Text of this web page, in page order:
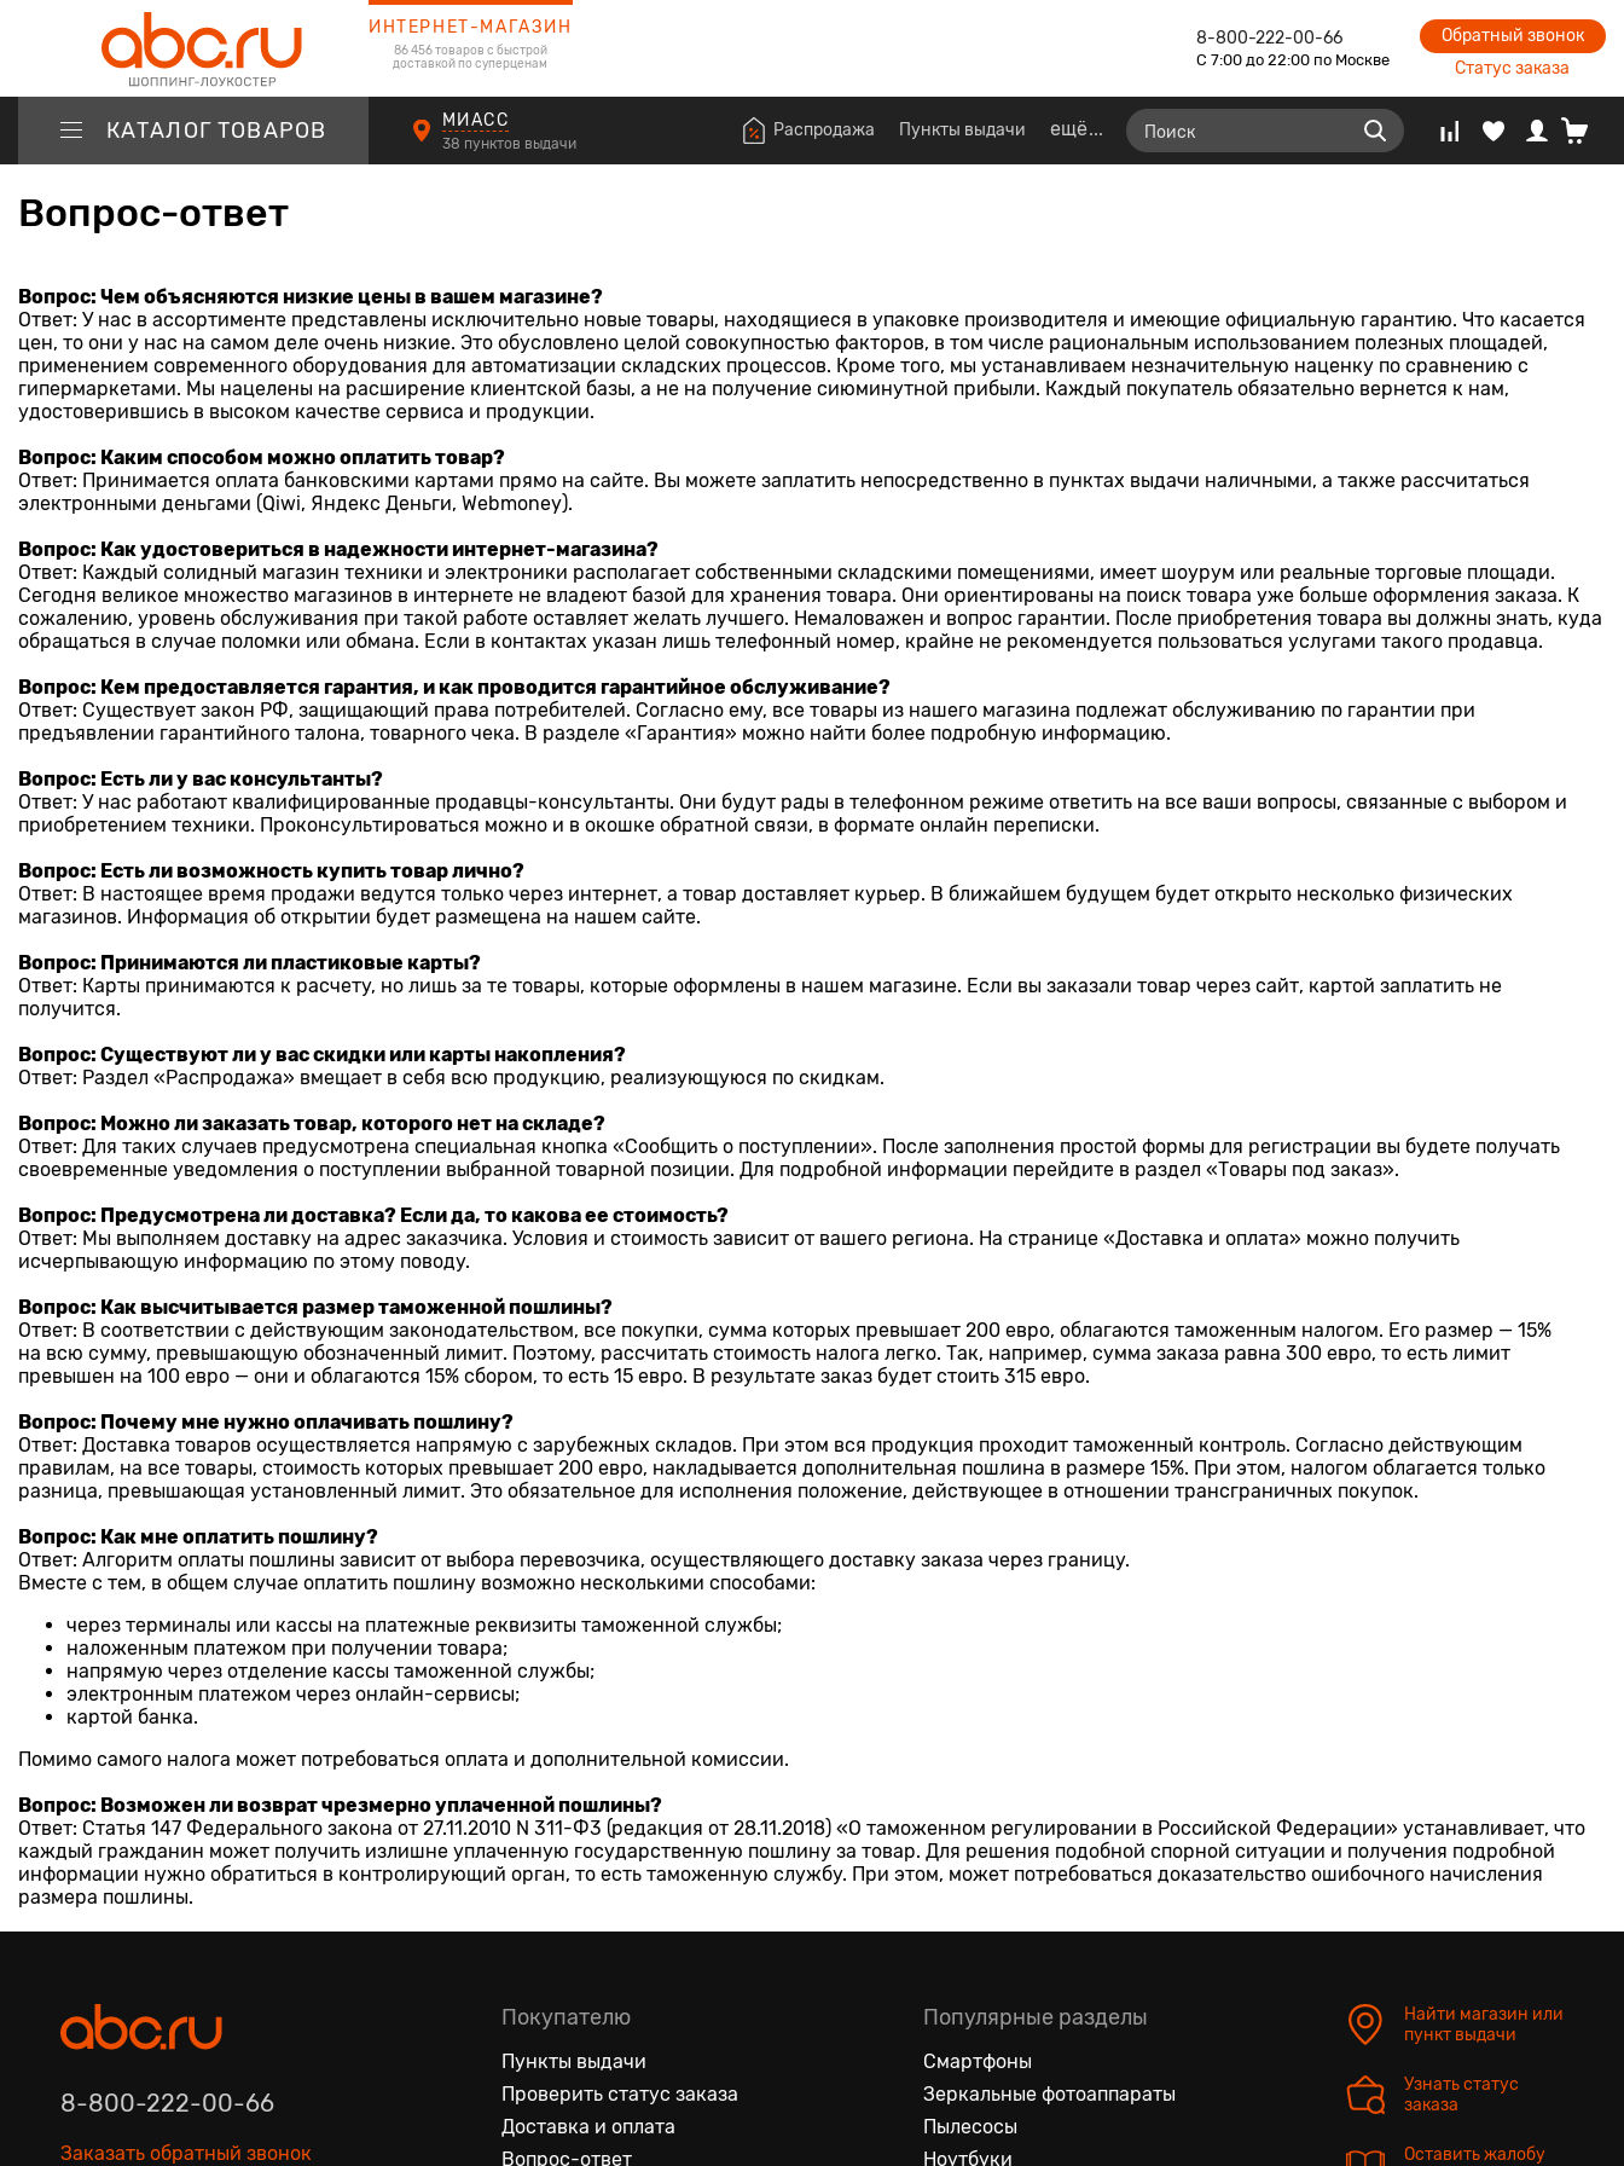
ИНТЕРНЕТ-МАГАЗИН
86 456 товаров с быстрой
доставкой по суперценам
8-800-222-00-66
С 7:00 до 22:00 по Москве
Обратный звонок
Статус заказа
КАТАЛОГ ТОВАРОВ МИАСС
38 пунктов выдачи
Распродажа Пункты выдачи ещё
Вопрос-ответ
Вопрос: Чем объясняются низкие цены в вашем магазине?
Ответ: У нас в ассортименте представлены исключительно новые товары, находящиеся в упаковке производителя и имеющие официальную гарантию. Что касается
цен, то они у нас на самом деле очень низкие. Это обусловлено целой совокупностью факторов, в том числе рациональным использованием полезных площадей,
применением современного оборудования для автоматизации складских процессов. Кроме того, мы устанавливаем незначительную наценку по сравнению с
гипермаркетами. Мы нацелены на расширение клиентской базы, а не на получение сиюминутной прибыли. Каждый покупатель обязательно вернется к нам,
удостоверившись в высоком качестве сервиса и продукции.
Вопрос: Каким способом можно оплатить товар?
Ответ: Принимается оплата банковскими картами прямо на сайте. Вы можете заплатить непосредственно в пунктах выдачи наличными, а также рассчитаться
электронными деньгами (Qiwi, Яндекс Деньги, Webmoney).
Вопрос: Как удостовериться в надежности интернет-магазина?
Ответ: Каждый солидный магазин техники и электроники располагает собственными складскими помещениями, имеет шоурум или реальные торговые площади.
Сегодня великое множество магазинов в интернете не владеют базой для хранения товара. Они ориентированы на поиск товара уже больше оформления заказа. К
сожалению, уровень обслуживания при такой работе оставляет желать лучшего. Немаловажен и вопрос гарантии. После приобретения товара вы должны знать, куда
обращаться в случае поломки или обмана. Если в контактах указан лишь телефонный номер, крайне не рекомендуется пользоваться услугами такого продавца.
Вопрос: Кем предоставляется гарантия, и как проводится гарантийное обслуживание?
Ответ: Существует закон РФ, защищающий права потребителей. Согласно ему, все товары из нашего магазина подлежат обслуживанию по гарантии при
предъявлении гарантийного талона, товарного чека. В разделе «Гарантия» можно найти более подробную информацию.
Вопрос: Есть ли у вас консультанты?
Ответ: У нас работают квалифицированные продавцы-консультанты. Они будут рады в телефонном режиме ответить на все ваши вопросы, связанные с выбором и
приобретением техники. Проконсультироваться можно и в окошке обратной связи, в формате онлайн переписки.
Вопрос: Есть ли возможность купить товар лично?
Ответ: В настоящее время продажи ведутся только через интернет, а товар доставляет курьер. В ближайшем будущем будет открыто несколько физических
магазинов. Информация об открытии будет размещена на нашем сайте.
Вопрос: Принимаются ли пластиковые карты?
Ответ: Карты принимаются к расчету, но лишь за те товары, которые оформлены в нашем магазине. Если вы заказали товар через сайт, картой заплатить не
получится.
Вопрос: Существуют ли у вас скидки или карты накопления?
Ответ: Раздел «Распродажа» вмещает в себя всю продукцию, реализующуюся по скидкам.
Вопрос: Можно ли заказать товар, которого нет на складе?
Ответ: Для таких случаев предусмотрена специальная кнопка «Сообщить о поступлении». После заполнения простой формы для регистрации вы будете получать
своевременные уведомления о поступлении выбранной товарной позиции. Для подробной информации перейдите в раздел «Товары под заказ».
Вопрос: Предусмотрена ли доставка? Если да, то какова ее стоимость?
Ответ: Мы выполняем доставку на адрес заказчика. Условия и стоимость зависит от вашего региона. На странице «Доставка и оплата» можно получить
исчерпывающую информацию по этому поводу.
Вопрос: Как высчитывается размер таможенной пошлины?
Ответ: В соответствии с действующим законодательством, все покупки, сумма которых превышает 200 евро, облагаются таможенным налогом. Его размер — 15%
на всю сумму, превышающую обозначенный лимит. Поэтому, рассчитать стоимость налога легко. Так, например, сумма заказа равна 300 евро, то есть лимит
превышен на 100 евро — они и облагаются 15% сбором, то есть 15 евро. В результате заказ будет стоить 315 евро.
Вопрос: Почему мне нужно оплачивать пошлину?
Ответ: Доставка товаров осуществляется напрямую с зарубежных складов. При этом вся продукция проходит таможенный контроль. Согласно действующим
правилам, на все товары, стоимость которых превышает 200 евро, накладывается дополнительная пошлина в размере 15%. При этом, налогом облагается только
разница, превышающая установленный лимит. Это обязательное для исполнения положение, действующее в отношении трансграничных покупок.
Вопрос: Как мне оплатить пошлину?
Ответ: Алгоритм оплаты пошлины зависит от выбора перевозчика, осуществляющего доставку заказа через границу.
Вместе с тем, в общем случае оплатить пошлину возможно несколькими способами:
через терминалы или кассы на платежные реквизиты таможенной службы;
наложенным платежом при получении товара;
напрямую через отделение кассы таможенной службы;
электронным платежом через онлайн-сервисы;
картой банка.
Помимо самого налога может потребоваться оплата и дополнительной комиссии.
Вопрос: Возможен ли возврат чрезмерно уплаченной пошлины?
Ответ: Статья 147 Федерального закона от 27.11.2010 N 311-Ф3 (редакция от 28.11.2018) «О таможенном регулировании в Российской Федерации» устанавливает, что
каждый гражданин может получить излишне уплаченную государственную пошлину за товар. Для решения подобной спорной ситуации и получения подробной
информации нужно обратиться в контролирующий орган, то есть таможенную службу. При этом, может потребоваться доказательство ошибочного начисления
размера пошлины.
8-800-222-00-66
Заказать обратный звонок
Покупателю
Пункты выдачи
Проверить статус заказа
Доставка и оплата
Вопрос-ответ
Популярные разделы
Смартфоны
Зеркальные фотоаппараты
Пылесосы
Ноутбуки
Найти магазин или
пункт выдачи
Узнать статус
заказа
Оставить жалобу